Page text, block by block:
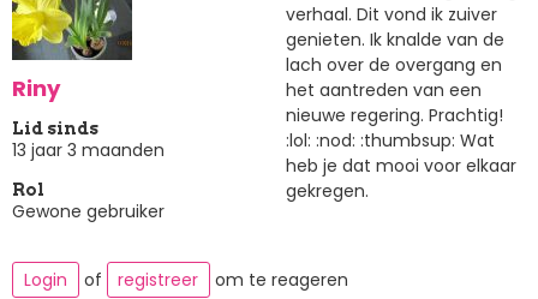
Riny
Lid sinds
13 jaar 3 maanden
Rol
Gewone gebruiker
verhaal. Dit vond ik zuiver
genieten. Ik knalde van de
lach over de overgang en
het aantreden van een
nieuwe regering. Prachtig!
:lol: :nod: :thumbsup: Wat
heb je dat mooi voor elkaar
gekregen.
Login of registreer om te reageren